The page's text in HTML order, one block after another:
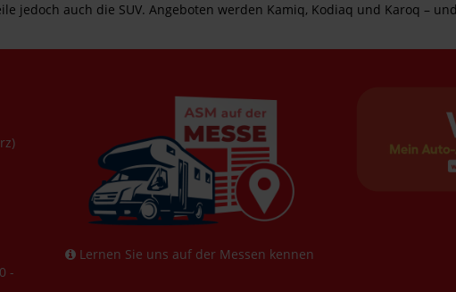
jedoch auch die SUV. Angeboten werden Kamiq, Kodiaq und Karoq –
-
Lernen Sie uns auf der Messen kennen